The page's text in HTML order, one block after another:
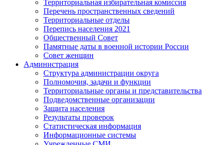
Территориальная избирательная комиссия
Перечень пространственных сведений
Территориальные отделы
Перепись населения 2021
Общественный Совет
Памятные даты в военной истории России
Совет женщин
Администрация
Структура администрации округа
Полномочия, задачи и функции
Территориальные органы и представительства
Подведомственные организации
Защита населения
Результаты проверок
Статистическая информация
Информационные системы